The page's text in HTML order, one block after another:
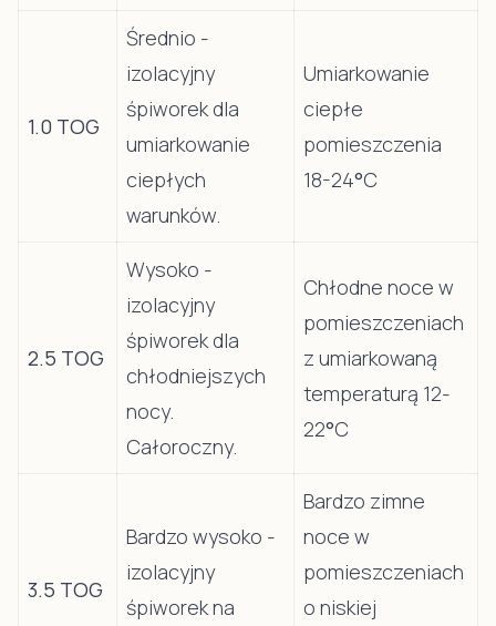
1.0 TOG
Średnio -
izolacyjny
śpiworek dla
umiarkowanie
ciepłych
warunków.
Umiarkowanie
ciepłe
pomieszczenia
18-24°C
2.5 TOG
Wysoko -
izolacyjny
śpiworek dla
chłodniejszych
nocy.
Całoroczny.
Chłodne noce w
pomieszczeniach
z umiarkowaną
temperaturą 12-
22°C
3.5 TOG
Bardzo wysoko -
izolacyjny
śpiworek na
Bardzo zimne
noce w
pomieszczeniach
o niskiej